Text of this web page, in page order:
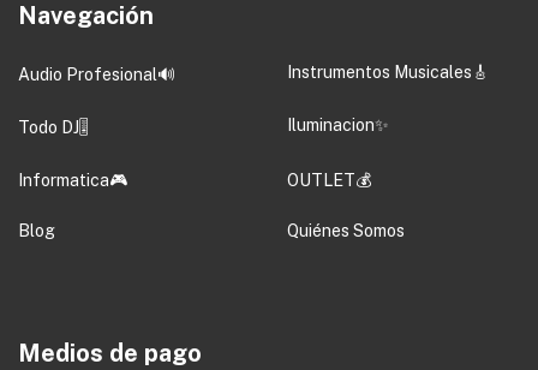
Navegación
Audio Profesional🔊 Instrumentos Musicales🎸
Todo DJ🎚️ Iluminacion✨
Informatica🎮 OUTLET💰
Blog Quiénes Somos
Medios de pago